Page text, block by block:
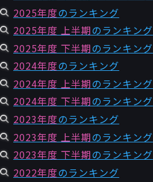
2025年度のランキング
2025年度 上半期のランキング
2025年度 下半期のランキング
2024年度のランキング
2024年度 上半期のランキング
2024年度 下半期のランキング
2023年度のランキング
2023年度 上半期のランキング
2023年度 下半期のランキング
2022年度のランキング